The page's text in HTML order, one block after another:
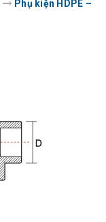
Phụ kiện HDPE –